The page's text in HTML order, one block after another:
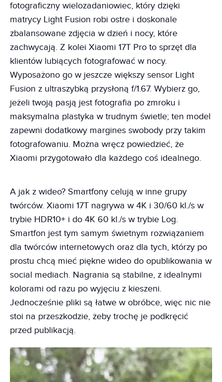
fotograficzny wielozadaniowiec, który dzięki
matrycy Light Fusion robi ostre i doskonale
zbalansowane zdjęcia w dzień i nocy, które
zachwycają. Z kolei Xiaomi 17T Pro to sprzęt dla
klientów lubiących fotografować w nocy.
Wyposażono go w jeszcze większy sensor Light
Fusion z ultraszybką przysłoną f/1.67. Wybierz go,
jeżeli twoją pasją jest fotografia po zmroku i
maksymalna plastyka w trudnym świetle; ten model
zapewni dodatkowy margines swobody przy takim
fotografowaniu. Można wręcz powiedzieć, że
Xiaomi przygotowało dla każdego coś idealnego.
A jak z wideo? Smartfony celują w inne grupy
twórców. Xiaomi 17T nagrywa w 4K i 30/60 kl./s w
trybie HDR10+ i do 4K 60 kl./s w trybie Log.
Smartfon jest tym samym świetnym rozwiązaniem
dla twórców internetowych oraz dla tych, którzy po
prostu chcą mieć piękne wideo do opublikowania w
social mediach. Nagrania są stabilne, z idealnymi
kolorami od razu po wyjęciu z kieszeni.
Jednocześnie pliki są łatwe w obróbce, więc nic nie
stoi na przeszkodzie, żeby trochę je podkręcić
przed publikacją.